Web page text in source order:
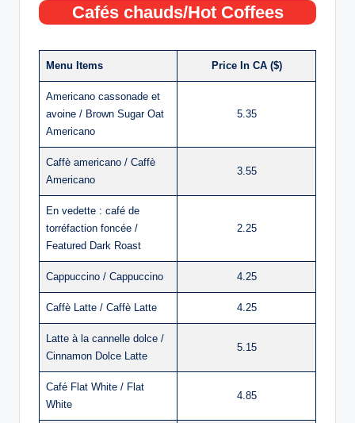
Cafés chauds/Hot Coffees
Menu Items Price In CA ($)
Americano cassonade et
avoine / Brown Sugar Oat
Americano
5.35
Caffè americano / Caffè
Americano
3.55
En vedette : café de
torréfaction foncée /
Featured Dark Roast
2.25
Cappuccino / Cappuccino 4.25
Caffè Latte / Caffè Latte 4.25
Latte à la cannelle dolce /
Cinnamon Dolce Latte
5.15
Café Flat White / Flat
White
4.85